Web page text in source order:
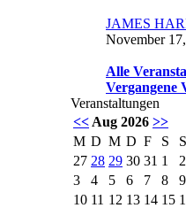
JAMES
November
Alle
Vergangene
Veranstaltungen
<< Aug 2026 >>
M D M D F S
S
27 28 29 30 31 1
2
3
4 5 6 7 8
9
10 11 12 13 14 15